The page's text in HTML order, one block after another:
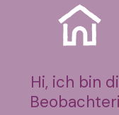
Hi, ich bin